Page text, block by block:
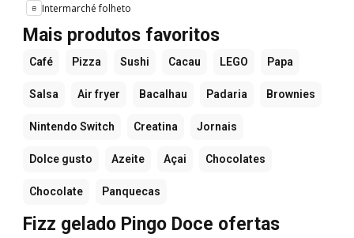
Intermarché folheto
Mais produtos favoritos
Café Pizza Sushi Cacau LEGO Papa
Salsa Air fryer Bacalhau Padaria Brownies
Nintendo Switch Creatina Jornais
Dolce gusto Azeite Açai Chocolates
Chocolate Panquecas
Fizz gelado Pingo Doce ofertas